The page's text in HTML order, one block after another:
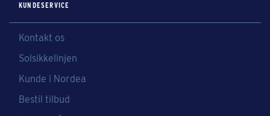
KUNDESERVICE
Kontakt os
Solsikkelinjen
Kunde i Nordea
Bestil tilbud